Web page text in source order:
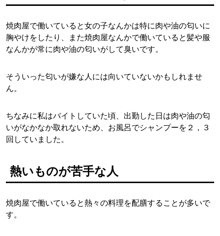
焼肉屋で働いていると女の子なんかは特に肉や油の匂いに
胸やけをしたり、また焼肉屋なんかで働いていると髪や服
なんかが常に肉や油の匂いがして臭いです。
そういった匂いが嫌な人には向いていないかもしれませ
ん。
ちなみに私はバイトしていた頃、出勤した日は肉や油の匂
いがなかなか取れないため、お風呂でシャンプーを２，３
回していました。
熱いものが苦手な人
焼肉屋で働いていると熱々の料理を配膳することが多いで
す。